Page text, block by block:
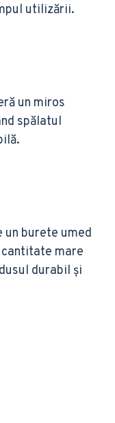
utilizării.
un miros
spălatul
un burete umed
mare
durabil și